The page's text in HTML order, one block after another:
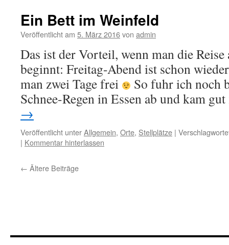
Ein Bett im Weinfeld
Veröffentlicht am 5. März 2016von admin
Das ist der Vorteil, wenn man die
beginnt: Freitag-Abend ist schon
man zwei Tage frei
So fuhr ich noch
Schnee-Regen in Essen ab und kam
→
Veröffentlicht unterAllgemein, Orte, Stellplätze |
| Kommentar hinterlassen
← Ältere Beiträge